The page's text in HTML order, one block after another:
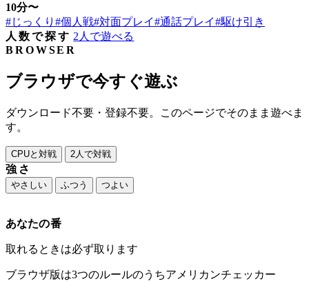
10分〜
#じっくり #個人戦#対面プレイ#通話プレイ#駆け引き
人数で探す 2人で遊べる
BROWSER
ブラウザで今すぐ遊ぶ
ダウンロード不要・登録不要。このページでそのまま遊べま
す。
CPUと対戦 2人で対戦
強さ
やさしい ふつう つよい
あなたの番
取れるときは必ず取ります
ブラウザ版は3つのルールのうちアメリカンチェッカー